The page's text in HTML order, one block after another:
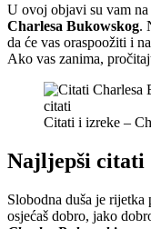
U ovoj objavi su vam
Charlesa Bukowskog.
da će vas oraspoožiti i
Ako vas zanima,
Citati i izreke –
Najljepši citati
Slobodna duša je rijetka
osjećaš dobro, jako